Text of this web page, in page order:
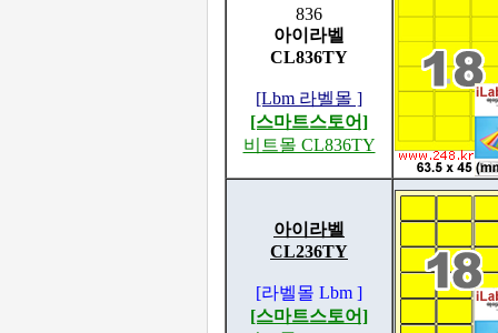
836
아이라벨
CL836TY
[Lbm 라벨몰 ]
[스마트스토어]
비트몰 CL836TY
아이라벨
CL236TY
[라벨몰 Lbm ]
[스마트스토어]